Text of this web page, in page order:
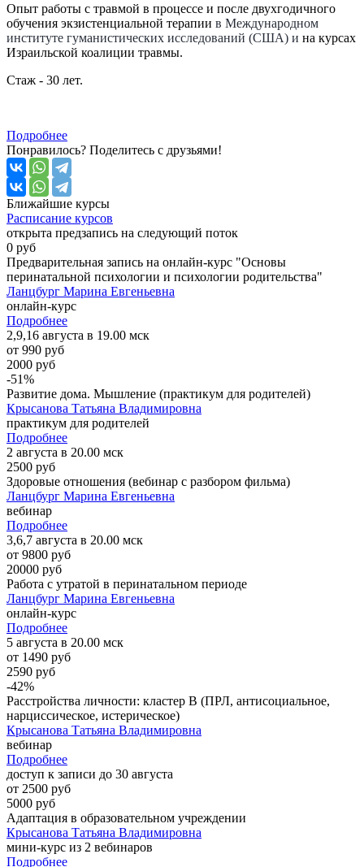
Опыт работы с травмой в процессе и после двухгодичного
обучения экзистенциальной терапии в Международном
институте гуманистических исследований (США) и на курсах
Израильской коалиции травмы.
Стаж - 30 лет.
Подробнее
Понравилось? Поделитесь с друзьями!
Ближайшие курсы
Расписание курсов
открыта предзапись на следующий поток
0 руб
Предварительная запись на онлайн-курс "Основы
перинатальной психологии и психологии родительства"
Ланцбург Марина Евгеньевна
онлайн-курс
Подробнее
2,9,16 августа в 19.00 мск
от 990 руб
2000 руб
-51%
Развитие дома. Мышление (практикум для родителей)
Крысанова Татьяна Владимировна
практикум для родителей
Подробнее
2 августа в 20.00 мск
2500 руб
Здоровые отношения (вебинар с разбором фильма)
Ланцбург Марина Евгеньевна
вебинар
Подробнее
3,6,7 августа в 20.00 мск
от 9800 руб
20000 руб
Работа с утратой в перинатальном периоде
Ланцбург Марина Евгеньевна
онлайн-курс
Подробнее
5 августа в 20.00 мск
от 1490 руб
2590 руб
-42%
Расстройства личности: кластер B (ПРЛ, антисоциальное,
нарциссическое, истерическое)
Крысанова Татьяна Владимировна
вебинар
Подробнее
доступ к записи до 30 августа
от 2500 руб
5000 руб
Адаптация в образовательном учреждении
Крысанова Татьяна Владимировна
мини-курс из 2 вебинаров
Подробнее